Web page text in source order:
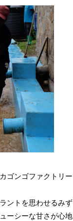
ゴンゴファクトリー
ントを思わせるみず
ーシーな甘さが心地